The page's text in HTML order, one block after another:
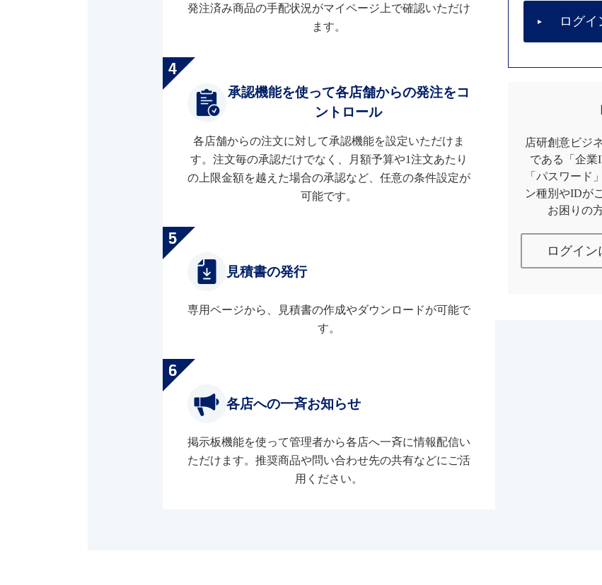
発注済み商品の手配状況がマイページ上で確認いただけ
ます。
承認機能を使って各店舗からの発注をコ
ントロール
各店舗からの注文に対して承認機能を設定いただけま
す。注文毎の承認だけでなく、月額予算や1注文あたり
の上限金額を越えた場合の承認など、任意の条件設定が
可能です。
見積書の発行
専用ページから、見積書の作成やダウンロードが可能で
す。
各店への一斉お知らせ
掲示板機能を使って管理者から各店へ一斉に情報配信い
ただけます。推奨商品や問い合わせ先の共有などにご活
用ください。
ログ
店研創意ビジ
である「企業
「パスワード
ン種別やIDが
お困りの
ログイ